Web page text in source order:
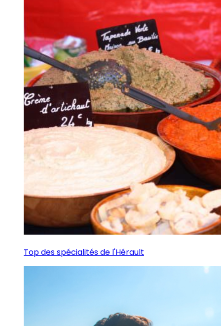
Top des spécialités de l'Hérault